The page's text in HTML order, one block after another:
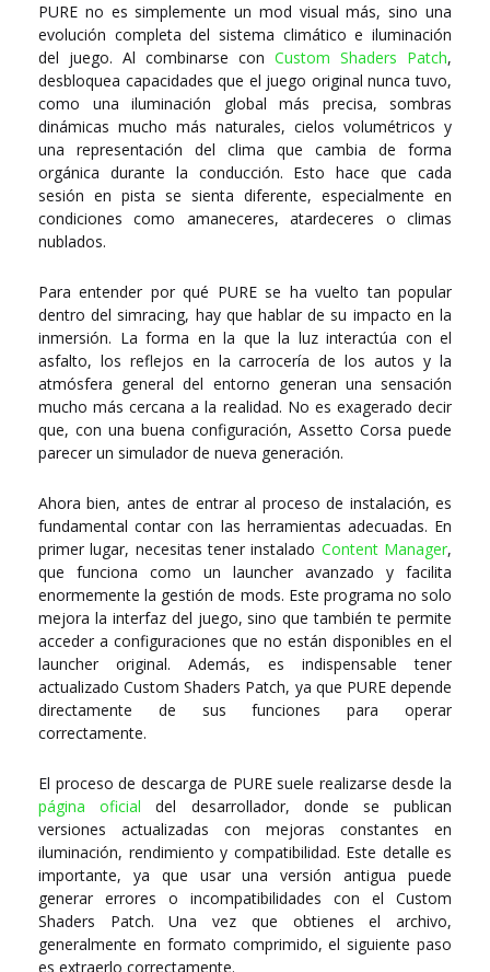
PURE no es simplemente un mod visual más, sino una
evolución completa del sistema climático e iluminación
del juego. Al combinarse con Custom Shaders Patch,
desbloquea capacidades que el juego original nunca tuvo,
como una iluminación global más precisa, sombras
dinámicas mucho más naturales, cielos volumétricos y
una representación del clima que cambia de forma
orgánica durante la conducción. Esto hace que cada
sesión en pista se sienta diferente, especialmente en
condiciones como amaneceres, atardeceres o climas
nublados.
Para entender por qué PURE se ha vuelto tan popular
dentro del simracing, hay que hablar de su impacto en la
inmersión. La forma en la que la luz interactúa con el
asfalto, los reflejos en la carrocería de los autos y la
atmósfera general del entorno generan una sensación
mucho más cercana a la realidad. No es exagerado decir
que, con una buena configuración, Assetto Corsa puede
parecer un simulador de nueva generación.
Ahora bien, antes de entrar al proceso de instalación, es
fundamental contar con las herramientas adecuadas. En
primer lugar, necesitas tener instalado Content Manager,
que funciona como un launcher avanzado y facilita
enormemente la gestión de mods. Este programa no solo
mejora la interfaz del juego, sino que también te permite
acceder a configuraciones que no están disponibles en el
launcher original. Además, es indispensable tener
actualizadoCustom Shaders Patch, ya que PURE depende
directamente de sus funciones para operar
correctamente.
El proceso de descarga de PURE suele realizarse desde la
página oficial del desarrollador, donde se publican
versiones actualizadas con mejoras constantes en
iluminación, rendimiento y compatibilidad. Este detalle es
importante, ya que usar una versión antigua puede
generar errores o incompatibilidades con el Custom
Shaders Patch. Una vez que obtienes el archivo,
generalmente en formato comprimido, el siguiente paso
es extraerlo correctamente.